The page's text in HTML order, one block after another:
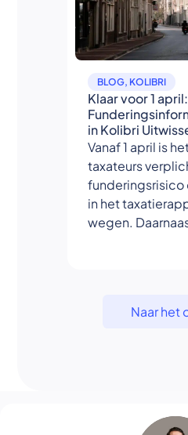
BLOG, KOLIBRI
Klaar voor 1 april:
in Kolibri
Vanaf 1 april is
taxateurs
funderingsrisico
in het
wegen.
Naar het